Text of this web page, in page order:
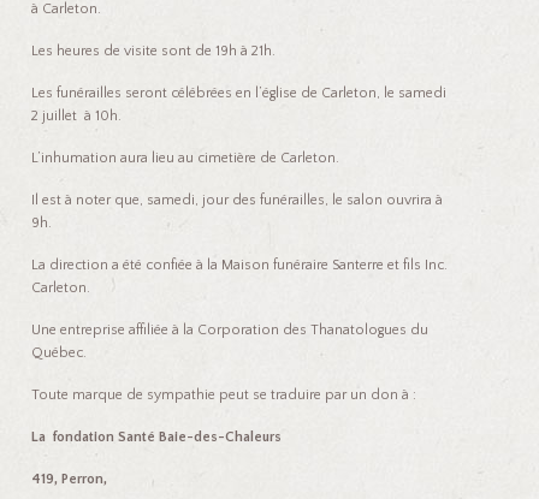
à Carleton.
Les heures de visite sont de 19h à 21h.
Les funérailles seront célébrées en l’église de Carleton, le samedi
2 juillet à 10h.
L’inhumation aura lieu au cimetière de Carleton.
Il est à noter que, samedi, jour des funérailles, le salon ouvrira à
9h.
La direction a été confiée à la Maison funéraire Santerre et fils Inc.
Carleton.
Une entreprise affiliée à la Corporation des Thanatologues du
Québec.
Toute marque de sympathie peut se traduire par un don à :
La fondation Santé Baie-des-Chaleurs
419, Perron,